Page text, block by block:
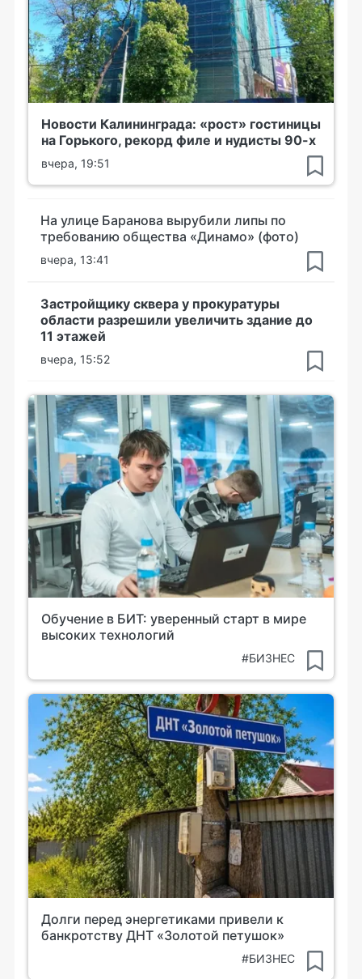
Новости Калининграда: «рост» гостиницы
на Горького, рекорд филе и нудисты 90-х
вчера, 19:51
На улице Баранова вырубили липы по
требованию общества «Динамо» (фото)
вчера, 13:41
Застройщику сквера у прокуратуры
области разрешили увеличить здание до
11 этажей
вчера, 15:52
Обучение в БИТ: уверенный старт в мире
высоких технологий
#БИЗНЕС
Долги перед энергетиками привели к
банкротству ДНТ «Золотой петушок»
#БИЗНЕС